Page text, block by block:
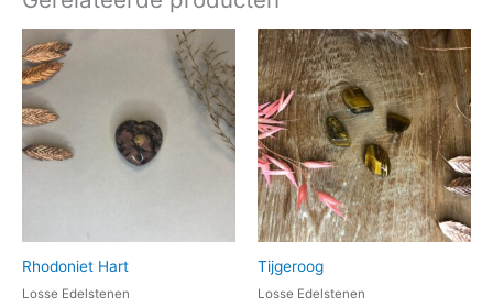
Rhodoniet Hart
Losse Edelstenen
Tijgeroog
Losse Edelstenen